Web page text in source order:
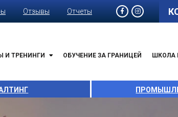
Отзывы Отчеты
И ТРЕНИНГИ ОБУЧЕНИЕ ЗА ГРАНИЦЕЙ ШКОЛА